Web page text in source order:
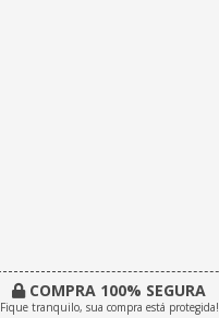
COMPRA 100% SEGURA
Fique tranquilo, sua compra está protegida!